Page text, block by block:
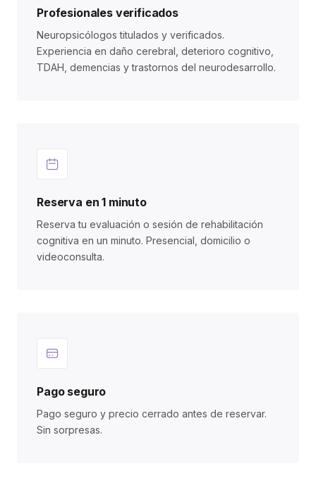
Profesionales verificados
Neuropsicólogos titulados y verificados.
Experiencia en daño cerebral, deterioro cognitivo,
TDAH, demencias y trastornos del neurodesarrollo.
Reserva en 1 minuto
Reserva tu evaluación o sesión de rehabilitación
cognitiva en un minuto. Presencial, domicilio o
videoconsulta.
Pago seguro
Pago seguro y precio cerrado antes de reservar.
Sin sorpresas.